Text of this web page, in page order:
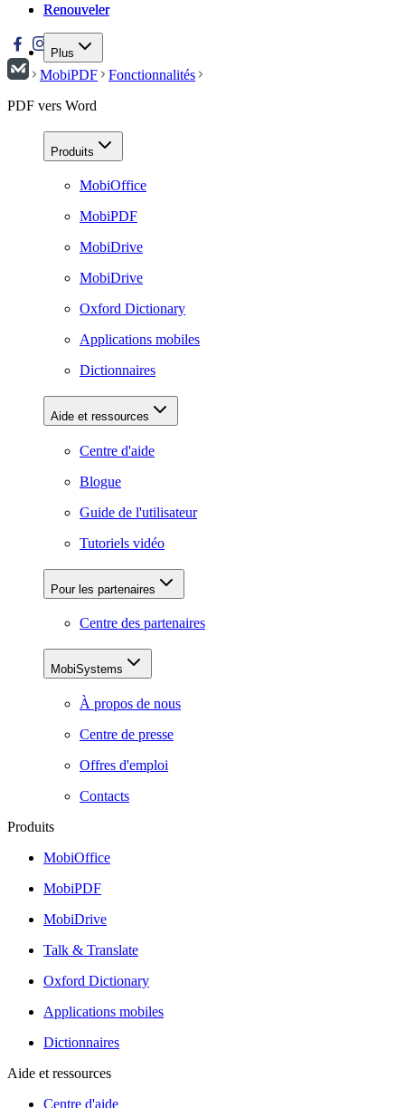
Renouveler
Plus
Renouveler
MobiPDF
Fonctionnalités
PDF vers Word
Produits
MobiOffice
MobiPDF
MobiDrive
MobiDrive
Oxford Dictionary
Applications mobiles
Dictionnaires
Aide et ressources
Centre d'aide
Blogue
Guide de l'utilisateur
Tutoriels vidéo
Pour les partenaires
Centre des partenaires
MobiSystems
À propos de nous
Centre de presse
Offres d'emploi
Contacts
Produits
MobiOffice
MobiPDF
MobiDrive
Talk & Translate
Oxford Dictionary
Applications mobiles
Dictionnaires
Aide et ressources
Centre d'aide